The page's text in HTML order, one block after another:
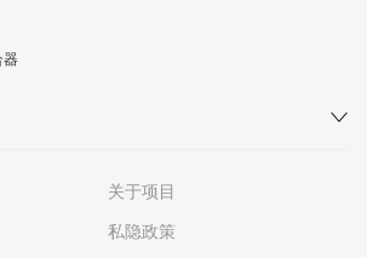
器
关于项目
私隐政策